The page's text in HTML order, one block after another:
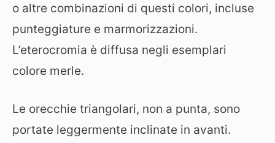
o altre combinazioni di questi colori, incluse
punteggiature e marmorizzazioni.
L’eterocromia è diffusa negli esemplari
colore merle.
Le orecchie triangolari, non a punta, sono
portate leggermente inclinate in avanti.